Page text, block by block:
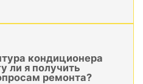
кондиционера
ли я получить
ремонта?